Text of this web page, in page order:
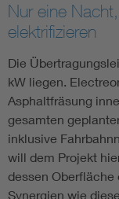
Nur eine
elektrifizieren
Die
kW liegen.
Asphaltfräsung
gesamten
inklusive
will dem Projekt
dessen Oberfläche
Synergien wie